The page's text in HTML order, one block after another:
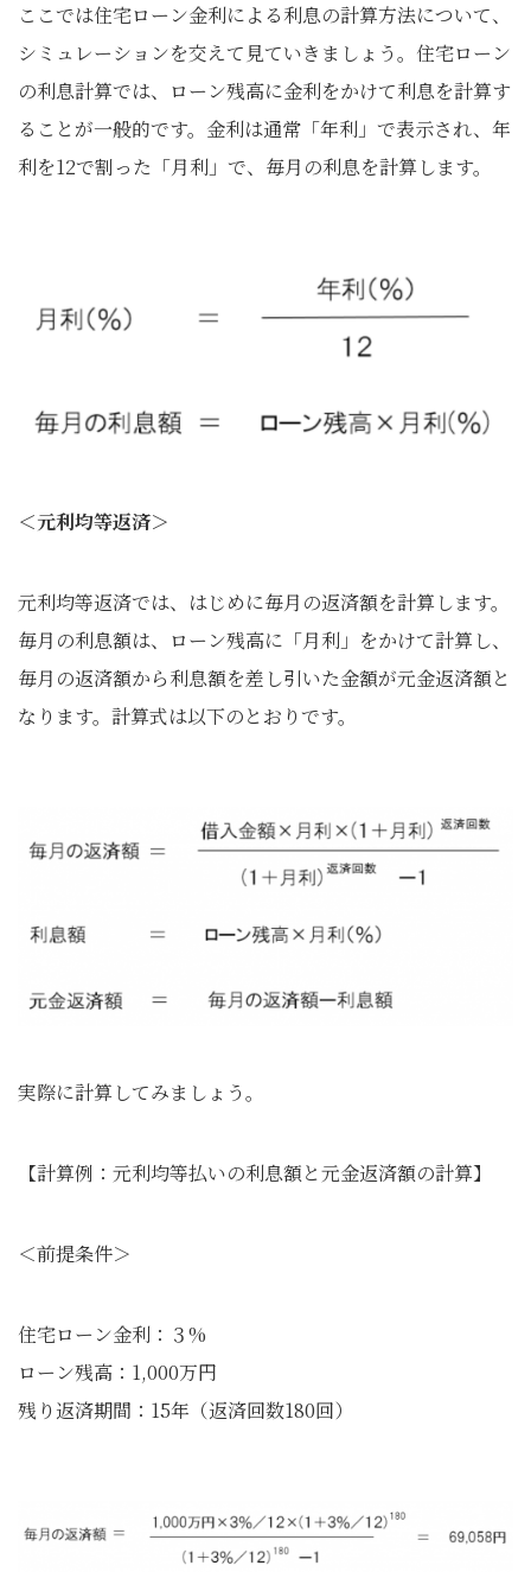
ここでは住宅ローン金利による利息の計算方法について、
シミュレーションを交えて見ていきましょう。住宅ローン
の利息計算では、ローン残高に金利をかけて利息を計算す
ることが一般的です。金利は通常「年利」で表示され、年
利を12で割った「月利」で、毎月の利息を計算します。
＜元利均等返済＞
元利均等返済では、はじめに毎月の返済額を計算します。
毎月の利息額は、ローン残高に「月利」をかけて計算し、
毎月の返済額から利息額を差し引いた金額が元金返済額と
なります。計算式は以下のとおりです。
実際に計算してみましょう。
【計算例：元利均等払いの利息額と元金返済額の計算】
＜前提条件＞
住宅ローン金利：３%
ローン残高：1,000万円
残り返済期間：15年（返済回数180回）